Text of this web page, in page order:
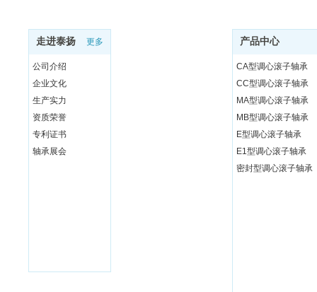
走进泰扬 更多
公司介绍
企业文化
生产实力
资质荣誉
专利证书
轴承展会
产品中心
CA型调心滚子轴承
CC型调心滚子轴承
MA型调心滚子轴承
MB型调心滚子轴承
E型调心滚子轴承
E1型调心滚子轴承
密封型调心滚子轴承